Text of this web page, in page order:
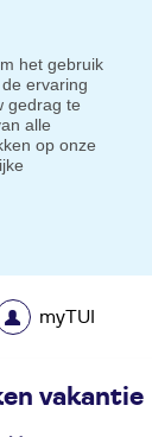
het gebruik
ervaring
gedrag te
alle
op onze
vakantie
myTUI